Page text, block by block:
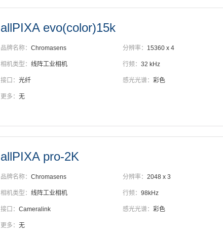
allPIXA evo(color)15k
品牌名称： Chromasens 分辨率： 15360 x 4
相机类型： 线阵工业相机 行频：32 kHz
接口： 光纤 感光光谱：彩色
更多： 无
allPIXA pro-2K
品牌名称： Chromasens 分辨率：2048 x 3
相机类型： 线阵工业相机 行频：98kHz
接口： Cameralink 感光光谱：彩色
更多： 无